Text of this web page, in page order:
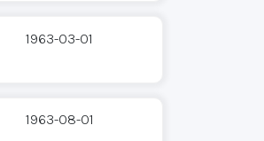
1963-03-01
1963-08-01